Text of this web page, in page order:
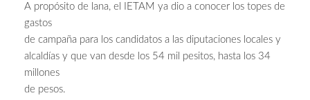
A propósito de lana, el IETAM ya dio a conocer los topes de
gastos
de campaña para los candidatos a las diputaciones locales y
alcaldías y que van desde los 54 mil pesitos, hasta los 34
millones
de pesos.